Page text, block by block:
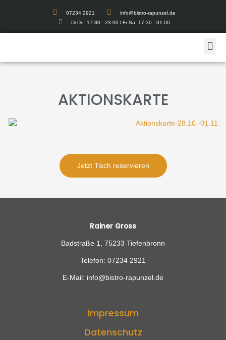
07234 2921
info@bistro-rapunzel.de
Di-Do: 17:30 - 23:00 l Fr-Sa: 17:30 - 01:00
AKTIONSKARTE
Jetzt Tisch reservieren
Rainer Gross
Badstraße 1, 75233 Tiefenbronn
Telefon: 07234 2921
E-Mail: info@bistro-rapunzel.de
Impressum
Datenschutz